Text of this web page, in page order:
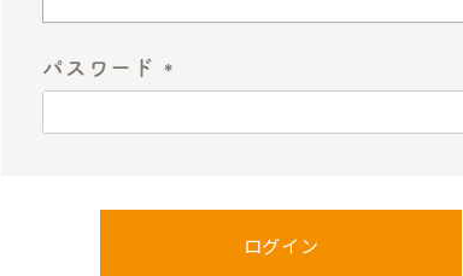
)
パスワード
必
)
ログイン